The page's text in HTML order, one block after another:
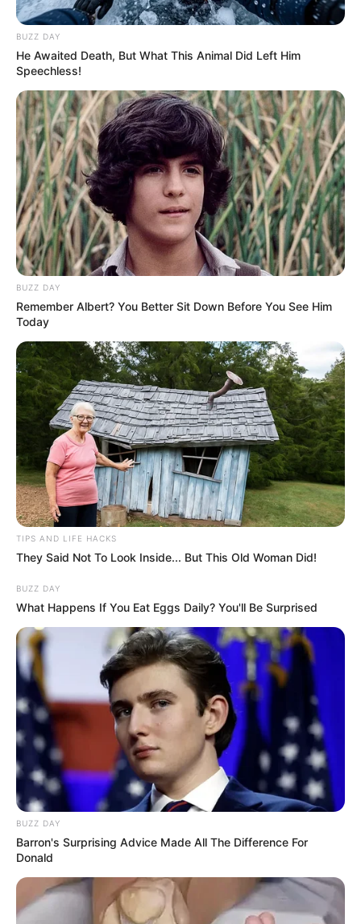
BUZZ DAY
He Awaited Death, But What This Animal Did Left Him
Speechless!
BUZZ DAY
Remember Albert? You Better Sit Down Before You See Him
Today
TIPS AND LIFE HACKS
They Said Not To Look Inside... But This Old Woman Did!
BUZZ DAY
What Happens If You Eat Eggs Daily? You'll Be Surprised
BUZZ DAY
Barron's Surprising Advice Made All The Difference For
Donald